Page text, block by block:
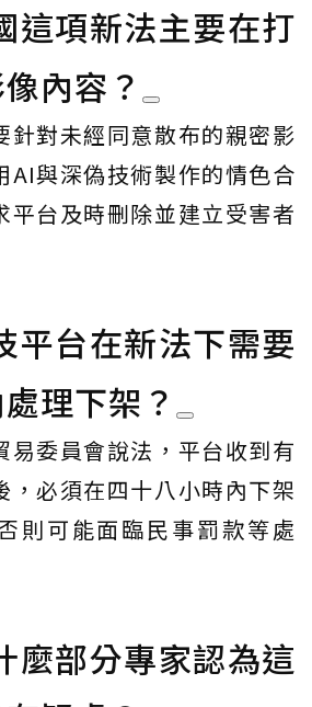
這項新法主要在打
內容？
針對未經同意散布的親密影
AI與深偽技術製作的情色合
平台及時刪除並建立受害者
平台在新法下需要
理下架？
易委員會說法，平台收到有
，必須在四十八小時內下架
則可能面臨民事罰款等處
麼部分專家認為這